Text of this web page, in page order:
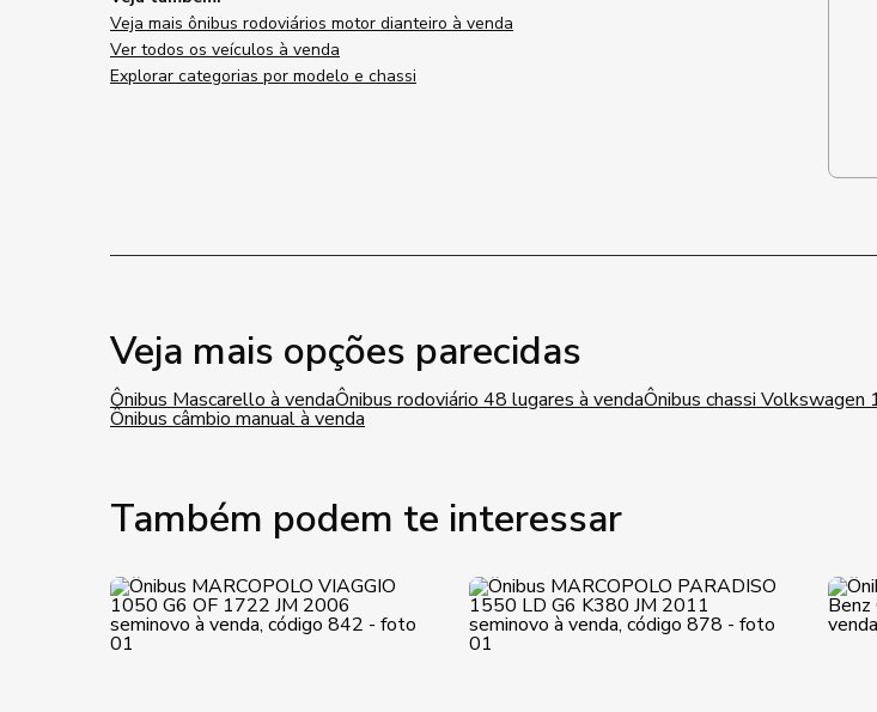
Veja mais ônibus rodoviários motor dianteiro à venda
Ver todos os veículos à venda
Explorar categorias por modelo e chassi
Veja mais opções parecidas
Ônibus Mascarello à vendaÔnibus rodoviário 48 lugares à vendaÔnibus chassi Volkswagen
Ônibus câmbio manual à venda
Também podem te interessar